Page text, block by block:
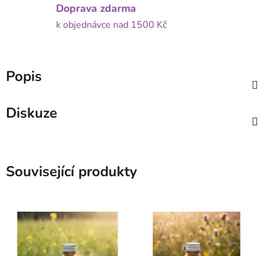
Doprava zdarma
k objednávce nad 1500 Kč
Popis
Diskuze
Související produkty